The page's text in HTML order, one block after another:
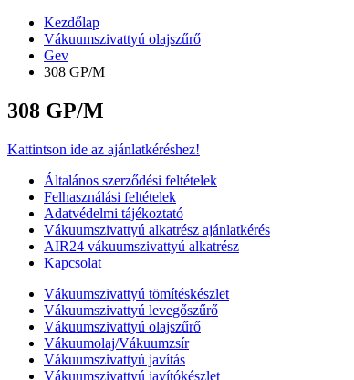
Kezdőlap
Vákuumszivattyú olajszűrő
Gev
308 GP/M
308 GP/M
Kattintson ide az ajánlatkéréshez!
Általános szerződési feltételek
Felhasználási feltételek
Adatvédelmi tájékoztató
Vákuumszivattyú alkatrész ajánlatkérés
AIR24 vákuumszivattyú alkatrész
Kapcsolat
Vákuumszivattyú tömítéskészlet
Vákuumszivattyú levegőszűrő
Vákuumszivattyú olajszűrő
Vákuumolaj/Vákuumzsír
Vákuumszivattyú javítás
Vákuumszivattyú javítókészlet